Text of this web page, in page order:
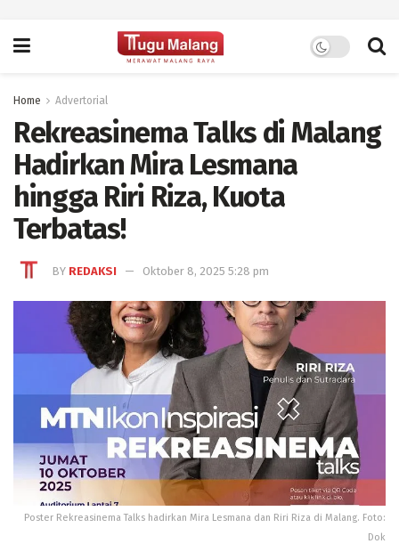
Home Advertorial
Rekreasinema Talks di Malang
Hadirkan Mira Lesmana
hingga Riri Riza, Kuota
Terbatas!
BY REDAKSI Oktober 8, 2025 5:28 pm
Poster Rekreasinema Talks hadirkan Mira Lesmana dan Riri Riza di Malang. Foto:
Dok